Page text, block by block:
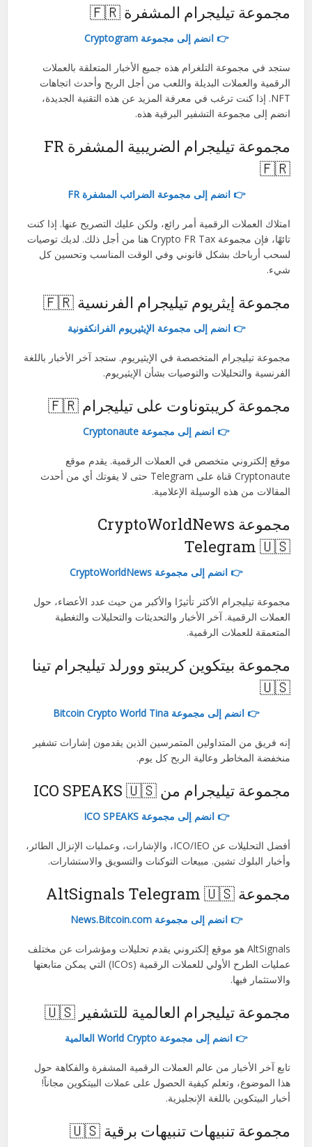
مجموعة تيليجرام المشفرة 🇫🇷
👉 انضم إلى مجموعة Cryptogram
ستجد في مجموعة التلغرام هذه جميع الأخبار المتعلقة بالعملات
الرقمية والعملات البديلة واللعب من أجل الربح وأحدث اتجاهات
NFT. إذا كنت ترغب في معرفة المزيد عن هذه التقنية الجديدة،
انضم إلى مجموعة التشفير البرقية هذه.
مجموعة تيليجرام الضريبية المشفرة FR
🇫🇷
👉 انضم إلى مجموعة الضرائب المشفرة FR
امتلاك العملات الرقمية أمر رائع، ولكن عليك التصريح عنها. إذا كنت
تائهًا، فإن مجموعة Crypto FR Tax هنا من أجل ذلك. لديك توصيات
لسحب أرباحك بشكل قانوني وفي الوقت المناسب وتحسين كل
شيء.
مجموعة إيثريوم تيليجرام الفرنسية 🇫🇷
👉 انضم إلى مجموعة الإيثيريوم الفرانكفونية
مجموعة تيليجرام المتخصصة في الإيثيريوم. ستجد آخر الأخبار باللغة
الفرنسية والتحليلات والتوصيات بشأن الإيثيريوم.
مجموعة كريبتوناوت على تيليجرام 🇫🇷
👉 انضم إلى مجموعة Cryptonaute
موقع إلكتروني متخصص في العملات الرقمية. يقدم موقع
Cryptonaute قناة على Telegram حتى لا يفوتك أي من أحدث
المقالات من هذه الوسيلة الإعلامية.
مجموعة CryptoWorldNews
Telegram 🇺🇸
👉 انضم إلى مجموعة CryptoWorldNews
مجموعة تيليجرام الأكثر تأثيرًا والأكبر من حيث عدد الأعضاء، حول
العملات الرقمية. آخر الأخبار والتحديثات والتحليلات والتغطية
المتعمقة للعملات الرقمية.
مجموعة بيتكوين كريبتو وورلد تيليجرام تينا
🇺🇸
👉 انضم إلى مجموعة Bitcoin Crypto World Tina
إنه فريق من المتداولين المتمرسين الذين يقدمون إشارات تشفير
منخفضة المخاطر وعالية الربح كل يوم.
مجموعة تيليجرام من ICO SPEAKS 🇺🇸
👉 انضم إلى مجموعة ICO SPEAKS
أفضل التحليلات عن ICO/IEO، والإشارات، وعمليات الإنزال الطائر،
وأخبار البلوك تشين. مبيعات التوكنات والتسويق والاستشارات.
مجموعة AltSignals Telegram 🇺🇸
👉 انضم إلى مجموعة News.Bitcoin.com
AltSignals هو موقع إلكتروني يقدم تحليلات ومؤشرات عن مختلف
عمليات الطرح الأولي للعملات الرقمية (ICOs) التي يمكن متابعتها
والاستثمار فيها.
مجموعة تيليجرام العالمية للتشفير 🇺🇸
👉 انضم إلى مجموعة World Crypto العالمية
تابع آخر الأخبار من عالم العملات الرقمية المشفرة والفكاهة حول
هذا الموضوع، وتعلم كيفية الحصول على عملات البيتكوين مجاناً!
أخبار البيتكوين باللغة الإنجليزية.
مجموعة تنبيهات تنبيهات برقية 🇺🇸